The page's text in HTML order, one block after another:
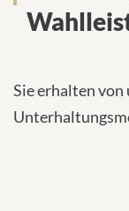
Sie erhalten von